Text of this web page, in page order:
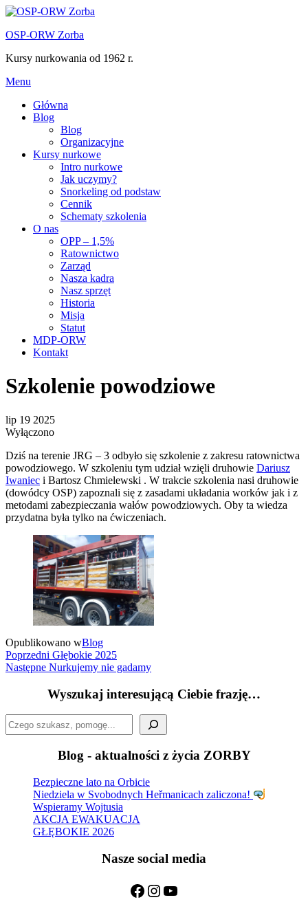
Przejdź
treści
OSP-ORW Zorba
Kursy nurkowania od 1962 r.
Menu
Główna
Blog
Blog
Organizacyjne
Kursy nurkowe
Intro nurkowe
Jak uczymy?
Snorkeling od podstaw
Cennik
Schematy szkolenia
O nas
OPP – 1,5%
Ratownictwo
Zarząd
Nasza kadra
Nasz sprzęt
Historia
Misja
Statut
MDP-ORW
Kontakt
Szkolenie powodziowe
lip 19 2025
Wyłączono
Dziś na terenie JRG – 3 odbyło się szkolenie z zakresu ratownictwa
powodziowego. W szkoleniu tym udział wzięli druhowie Dariusz
Iwaniec i Bartosz Chmielewski . W trakcie szkolenia nasi druhowie
(dowódcy OSP) zapoznali się z zasadami układania worków jak i z
metodami zabezpieczania wałów powodziowych. Oby ta wiedza
przydatna była tylko na ćwiczeniach.
Opublikowano wBlog
Nawigacja
wpisu
Poprzedni
wpis
Poprzedni Głębokie 2025
Następny
Następne Nurkujemy nie gadamy
Wyszukaj interesującą Ciebie frazję…
Szukaj
Blog - aktualności z życia ZORBY
Bezpieczne lato na Orbicie
Niedziela w Svobodnych Heřmanicach zaliczona!
Wspieramy Wojtusia
AKCJA EWAKUACJA
GŁĘBOKIE 2026
Nasze social media
Facebook
Instagram
YouTube